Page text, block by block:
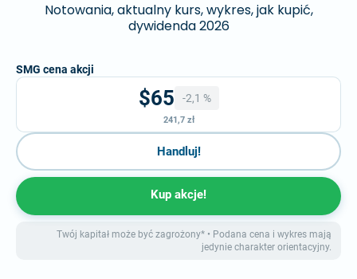
Notowania, aktualny kurs, wykres, jak kupić,
dywidenda 2026
SMG cena akcji
$65 -2,1 %
241,7 zł
Handluj!
Kup akcje!
Twój kapitał może być zagrożony* • Podana cena i wykres mają
jedynie charakter orientacyjny.